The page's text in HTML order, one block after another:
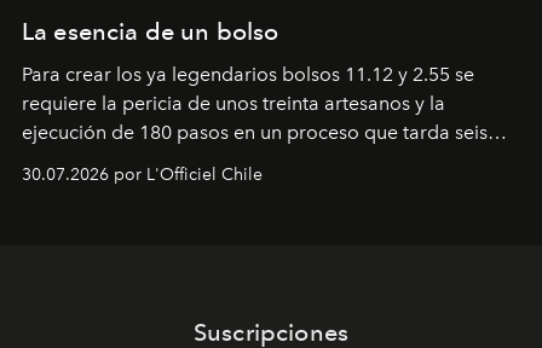
La esencia de un bolso
Para crear los ya legendarios bolsos 11.12 y 2.55 se
requiere la pericia de unos treinta artesanos y la
ejecución de 180 pasos en un proceso que tarda seis
que se enseña solamente en la escuela de formación de
30.07.2026 por L'Officiel Chile
Suscripciones